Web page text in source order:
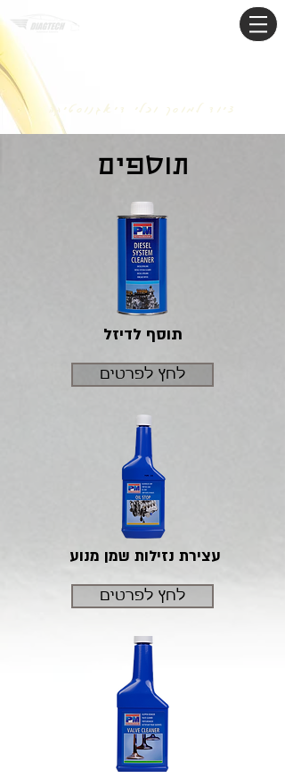
ציוד למוסך וכלי דיאגנוסטיקה
תוספים
תוסף לדיזל
לחץ לפרטים
עצירת נזילות שמן מנוע
לחץ לפרטים